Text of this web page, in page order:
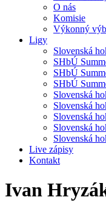
O nás
Komisie
Výkonný
Ligy
Slovenská
SHbÚ
SHbÚ
SHbÚ
Slovenská
Slovenská
Slovenská
Slovenská
Slovenská
Live zápisy
Kontakt
Ivan